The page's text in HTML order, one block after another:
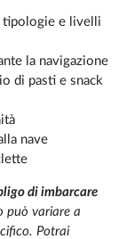
tipologie e livelli
la navigazione
di pasti e snack
nave
di imbarcare
può variare a
Potrai